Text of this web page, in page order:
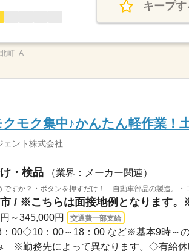
キープす
町_A
モク集中♪かんたん軽作業！
ェント株式会社
・検品 （業界：メーカー関連）
ですか？・ボタンを押すだけ！ 自動車部品の製造。
～345,000円
交通費一部支給